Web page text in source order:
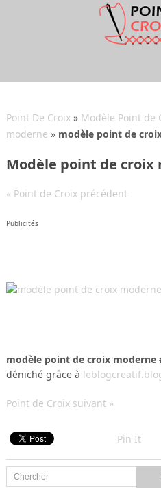
Point De Croix» Modèle Point de
moderne » modèle point de
Modèle point de croix
« Point de Croix précédent
Publicités
modèle point de croix moderne
déniché grâce à
Point de Croix suivant »
Pin It